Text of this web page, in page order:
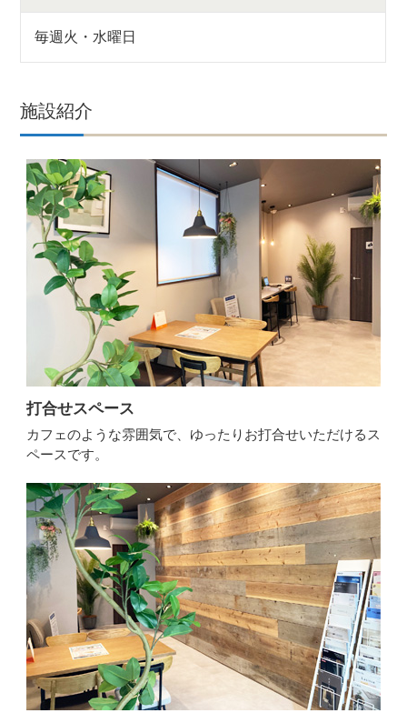
毎週火・水曜日
施設紹介
打合せスペース
カフェのような雰囲気で、ゆったりお打合せいただけるス
ペースです。